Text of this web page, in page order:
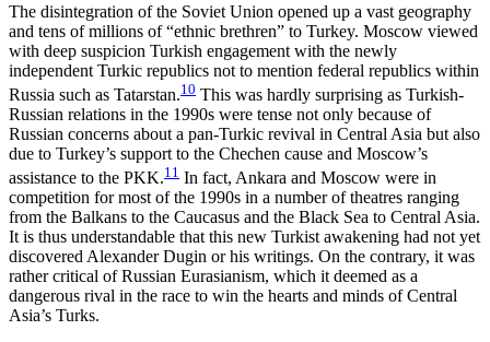
The disintegration of the Soviet Union opened up a vast geography
and tens of millions of “ethnic breth­ren” to Turkey. Moscow viewed
with deep suspicion Turkish engagement with the newly
independent Turkic republics not to mention federal republics with­in
Russia such as Tatarstan.10 This was hardly surprising as Turkish-
Russian relations in the 1990s were tense not only because of
Russian concerns about a pan-Turkic revival in Central Asia but also
due to Turkey’s support to the Chechen cause and Moscow’s
assistance to the PKK.11 In fact, Ankara and Moscow were in
competition for most of the 1990s in a number of theatres ranging
from the Balkans to the Caucasus and the Black Sea to Central Asia.
It is thus understandable that this new Turkist awakening had not yet
discovered Alexander Dugin or his writings. On the contrary, it was
rather critical of Russian Eura­sianism, which it deemed as a
dangerous rival in the race to win the hearts and minds of Central
Asia’s Turks.